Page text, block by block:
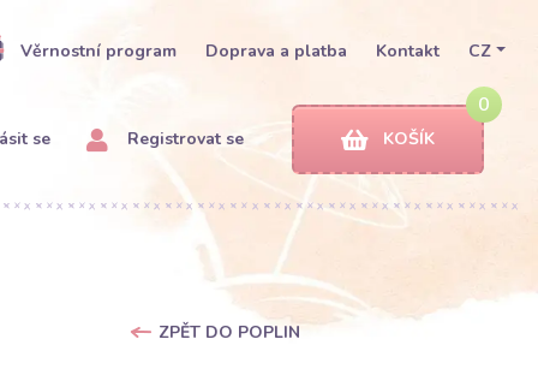
Věrnostní program Doprava a platba Kontakt CZ
se Registrovat se
0
KOŠÍK
ZPĚT DO POPLIN